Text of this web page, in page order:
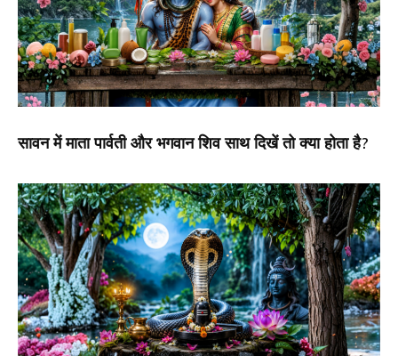
सावन में माता पार्वती और भगवान शिव साथ दिखें तो क्या होता है?